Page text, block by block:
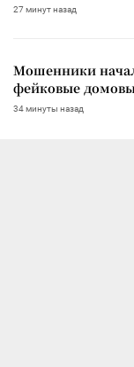
27 минут назад
Мошенники
фейковые
34 минуты назад